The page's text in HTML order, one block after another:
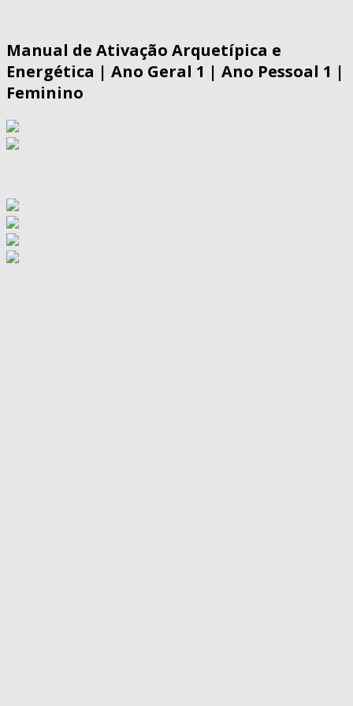
Manual de Ativação Arquetípica e
Energética | Ano Geral 1 | Ano Pessoal 1 |
Feminino